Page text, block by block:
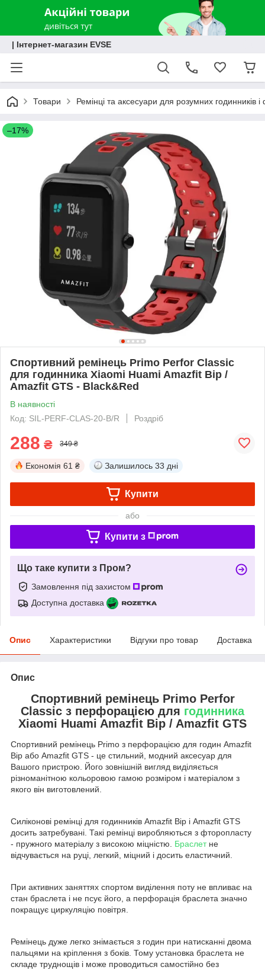
| Інтернет-магазин EVSE
Товари Ремінці та аксесуари для розумних годинників і
–17%
Спортивний ремінець Primo Perfor Classic
для годинника Xiaomi Huami Amazfit Bip /
Amazfit GTS - Black&Red
В наявності
Код: SIL-PERF-CLAS-20-B/R
Роздріб
288 ₴ 349 ₴
Економія 61 ₴ Залишилось 33 дні
Купити
або
Купити з
Що таке купити з Пром?
Замовлення під захистом
Доступна доставка
Опис Характеристики Відгуки про товар Доставка
Опис
Спортивний ремінець Primo Perfor
Classic з перфорацією для годинника
Xiaomi Huami Amazfit Bip / Amazfit GTS
Спортивний ремінець Primo з перфорацією для годин Amazfit
Bip або Amazfit GTS - це стильний, модний аксесуар для
Вашого пристрою. Його зовнішній вигляд виділяється
різноманітною кольоровою гамою розміром і матеріалом з
якого він виготовлений.
Силіконові ремінці для годинників Amazfit Bip і Amazfit GTS
досить затребувані. Такі ремінці виробляються з фторопласту
- пружного матеріалу з високою міцністю. Браслетне
відчувається на руці, легкий, міцний і досить еластичний.
При активних заняттях спортом виділення поту не впливає на
стан браслета і не псує його, а перфорація браслета значно
покращує циркуляцію повітря.
Ремінець дуже легко знімається з годин при натисканні двома
пальцями на кріплення з боків. Тому установка браслета не
складе труднощів і може проводиться самостійно без